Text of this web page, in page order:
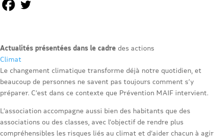
Actualités présentées dans le cadre des actions
Climat
Le changement climatique transforme déjà notre quotidien, et
beaucoup de personnes ne savent pas toujours comment s’y
préparer. C’est dans ce contexte que Prévention MAIF intervient.
L’association accompagne aussi bien des habitants que des
associations ou des classes, avec l’objectif de rendre plus
compréhensibles les risques liés au climat et d’aider chacun à agir